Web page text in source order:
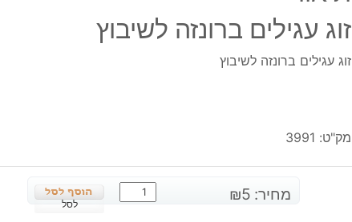
זוג עגילים ברונזה לשיבוץ
זוג עגילים ברונזה לשיבוץ
מק"ט: 3991
מחיר: ₪5
כמות
של
לסל